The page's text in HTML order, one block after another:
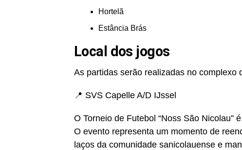
Hortelã
Estância Brás
Local dos jogos
As partidas serão realizadas no complexo
📍 SVS Capelle A/D IJssel
O Torneio de Futebol “Noss São Nicolau”
O evento representa um momento de
laços da comunidade sanicolauense e